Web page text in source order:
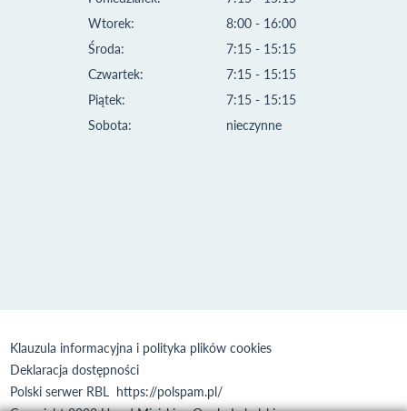
Wtorek:
Środa:
Czwartek:
Piątek:
Sobota:
8:00 - 16:00
7:15 - 15:15
7:15 - 15:15
7:15 - 15:15
nieczynne
Klauzula informacyjna i polityka plików cookies
Deklaracja dostępności
Polski serwer RBL https://polspam.pl/